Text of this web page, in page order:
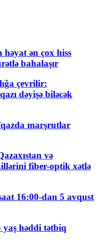
ən çox hiss
bahalaşır
çevrilir:
dəyişə biləcək
marşrutlar
və
fiber-optik xətlə
16:00-dan 5 avqust
yaş həddi tətbiq